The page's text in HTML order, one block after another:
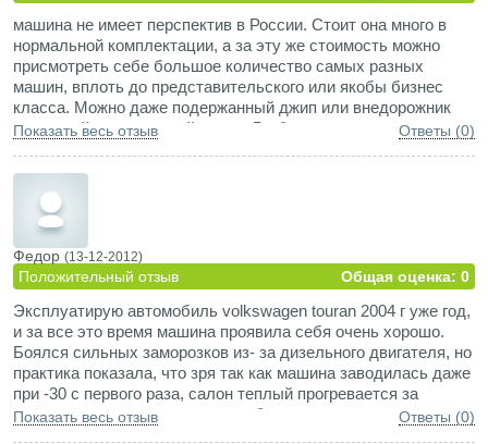
машина не имеет перспектив в России. Стоит она много в
нормальной комплектации, а за эту же стоимость можно
присмотреть себе большое количество самых разных
машин, вплоть до представительского или якобы бизнес
класса. Можно даже подержанный джип или внедорожник
известной и популярной марки. В общем, за такие деньги
Автомобиль действительно супер. Впечатления и отзывы о
фольксваген тауран - просто супер!
Показать весь отзыв Ответы (0)
Федор (13-12-2012)
Положительный отзыв Общая оценка: 0
Эксплуатирую автомобиль volkswagen touran 2004 г уже год,
и за все это время машина проявила себя очень хорошо.
Боялся сильных заморозков из- за дизельного двигателя, но
практика показала, что зря так как машина заводилась даже
при -30 с первого раза, салон теплый прогревается за
считанные минуты, плюс есть обогрев кресел причем и
Показать весь отзыв Ответы (0)